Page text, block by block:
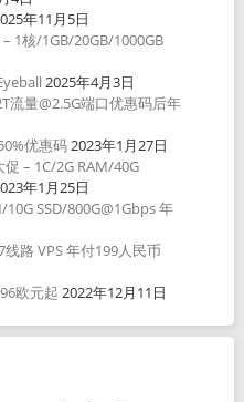
年11月5日
1核/1GB/20GB/1000GB
2025年4月3日
流量@2.5G端口优惠码后年
优惠码2023年1月27日
– 1C/2G RAM/40G
年1月25日
SSD/800G@1Gbps 年
路 VPS 年付199人民币
欧元起 2022年12月11日